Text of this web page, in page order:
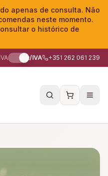
apenas de consulta. Não
neste momento.
o histórico de
c/IVA +351 262 061 239